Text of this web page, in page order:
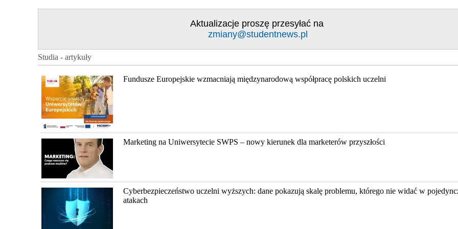
Aktualizacje proszę przesyłać na
zmiany@studentnews.pl
Studia - artykuły
Fundusze Europejskie wzmacniają międzynarodową współpracę polskich uczelni
Marketing na Uniwersytecie SWPS – nowy kierunek dla marketerów przyszłości
Cyberbezpieczeństwo uczelni wyższych: dane pokazują skalę problemu, którego nie widać w
atakach